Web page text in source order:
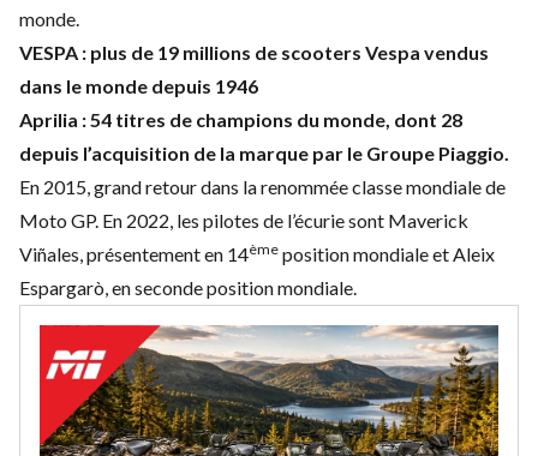
monde.
VESPA : plus de 19 millions de scooters Vespa vendus
dans le monde depuis 1946
Aprilia : 54 titres de champions du monde, dont 28
depuis l’acquisition de la marque par le Groupe Piaggio.
En 2015, grand retour dans la renommée classe mondiale de
Moto GP. En 2022, les pilotes de l’écurie sont Maverick
Viñales, présentement en 14ème position mondiale et Aleix
Espargarò, en seconde position mondiale.